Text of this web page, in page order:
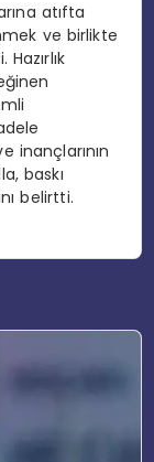
atıfta
ve birlikte
inançlarının
baskı
belirtti.